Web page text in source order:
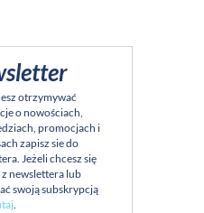
otrzymywać
o nowościach,
promocjach i
zapisz sie do
Jeżeli chcesz się
newslettera lub
swoją subskrypcją
.